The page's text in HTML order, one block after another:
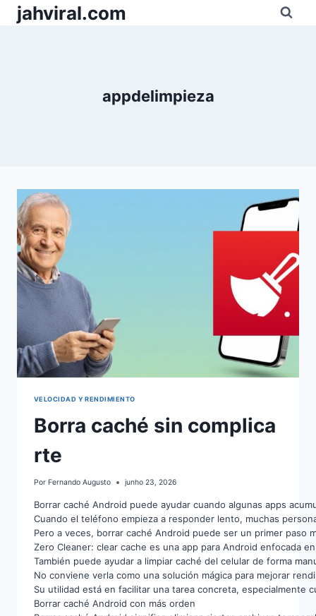
Pular
parajahviral.com
appdelimpieza
VELOCIDAD Y RENDIMIENTO
Borra caché sin complica
rte
Por Fernando Augusto junho 23, 2026
Borrar caché Android puede ayudar cuando algunas apps
Cuando el teléfono empieza a responder lento, muchas
Pero a veces, borrar caché Android puede ser un primer paso
Zero Cleaner: clear cache es una app para Android enfocada
También puede ayudar a limpiar caché del celular de forma
No conviene verla como una solución mágica para mejorar
Su utilidad está en facilitar una tarea concreta, especialmente
Borrar caché Android con más orden